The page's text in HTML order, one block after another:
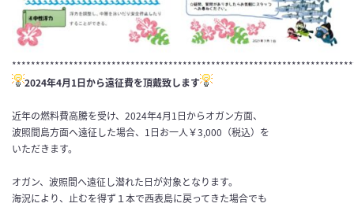
2024年4月1日から遠征費を頂戴致します
近年の燃料費高騰を受け、2024年4月1日からオガン方面、
波照間島方面へ遠征した場合、1日お一人￥3,000（税込）を
いただきます。
オガン、波照間へ遠征し潜れた日が対象となります。
海況により、止むを得ず１本で西表島に戻ってきた場合でも